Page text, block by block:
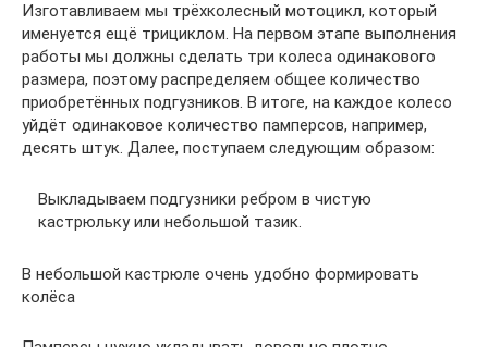
Изготавливаем мы трёхколесный мотоцикл, который
именуется ещё трициклом. На первом этапе выполнения
работы мы должны сделать три колеса одинакового
размера, поэтому распределяем общее количество
приобретённых подгузников. В итоге, на каждое колесо
уйдёт одинаковое количество памперсов, например,
десять штук. Далее, поступаем следующим образом:
Выкладываем подгузники ребром в чистую
кастрюльку или небольшой тазик.
В небольшой кастрюле очень удобно формировать
колёса